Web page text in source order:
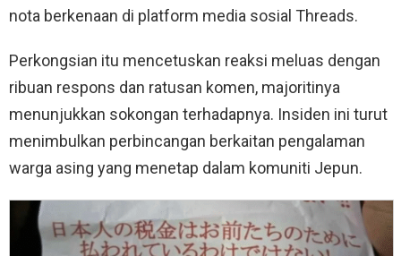
nota berkenaan di platform media sosial Threads.
Perkongsian itu mencetuskan reaksi meluas dengan
ribuan respons dan ratusan komen, majoritinya
menunjukkan sokongan terhadapnya. Insiden ini turut
menimbulkan perbincangan berkaitan pengalaman
warga asing yang menetap dalam komuniti Jepun.